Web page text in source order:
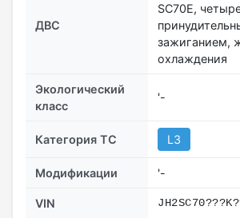
ДВС
SC70E,
зажиганием,
охлаждения
Экологический
класс
'-
Категория ТС L3
Модификации '-
VIN